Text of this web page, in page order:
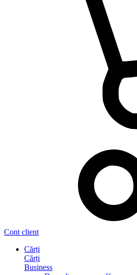
Cont client
Cărți
Cărți
Business